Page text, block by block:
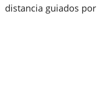
distancia guiados